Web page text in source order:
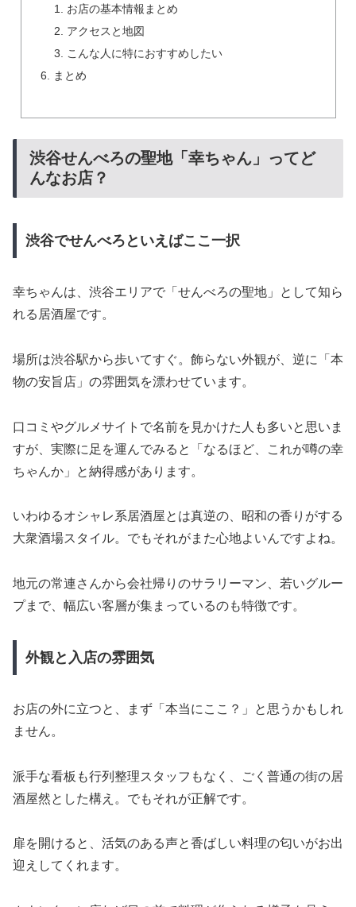
お店の基本情報まとめ
アクセスと地図
こんな人に特におすすめしたい
まとめ
渋谷せんべろの聖地「幸ちゃん」ってど
んなお店？
渋谷でせんべろといえばここ一択
幸ちゃんは、渋谷エリアで「せんべろの聖地」として知ら
れる居酒屋です。
場所は渋谷駅から歩いてすぐ。飾らない外観が、逆に「本
物の安旨店」の雰囲気を漂わせています。
口コミやグルメサイトで名前を見かけた人も多いと思いま
すが、実際に足を運んでみると「なるほど、これが噂の幸
ちゃんか」と納得感があります。
いわゆるオシャレ系居酒屋とは真逆の、昭和の香りがする
大衆酒場スタイル。でもそれがまた心地よいんですよね。
地元の常連さんから会社帰りのサラリーマン、若いグルー
プまで、幅広い客層が集まっているのも特徴です。
外観と入店の雰囲気
お店の外に立つと、まず「本当にここ？」と思うかもしれ
ません。
派手な看板も行列整理スタッフもなく、ごく普通の街の居
酒屋然とした構え。でもそれが正解です。
扉を開けると、活気のある声と香ばしい料理の匂いがお出
迎えしてくれます。